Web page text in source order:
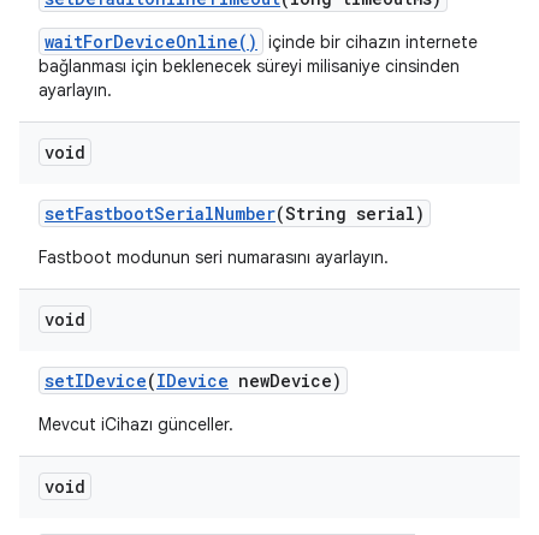
waitForDeviceOnline()
içinde bir cihazın internete
bağlanması için beklenecek süreyi milisaniye cinsinden
ayarlayın.
void
setFastbootSerialNumber(String serial)
Fastboot modunun seri numarasını ayarlayın.
void
setIDevice(IDevice newDevice)
Mevcut iCihazı günceller.
void